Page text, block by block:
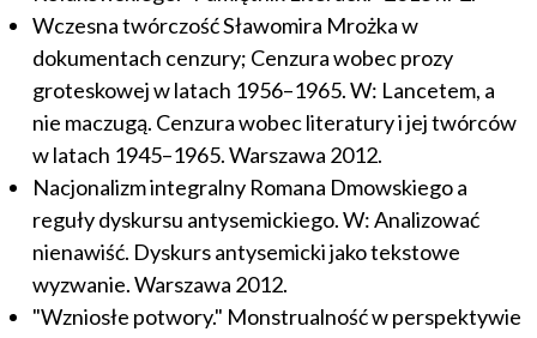
Wczesna twórczość Sławomira Mrożka w
dokumentach cenzury; Cenzura wobec prozy
groteskowej w latach 1956–1965. W: Lancetem, a
nie maczugą. Cenzura wobec literatury i jej twórców
w latach 1945–1965. Warszawa 2012.
Nacjonalizm integralny Romana Dmowskiego a
reguły dyskursu antysemickiego. W: Analizować
nienawiść. Dyskurs antysemicki jako tekstowe
wyzwanie. Warszawa 2012.
"Wzniosłe potwory." Monstrualność w perspektywie